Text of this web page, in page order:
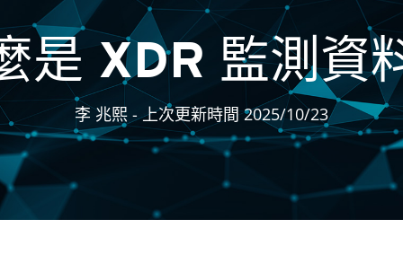
是 XDR 監測資
李 兆熙 - 上次更新時間 2025/10/23